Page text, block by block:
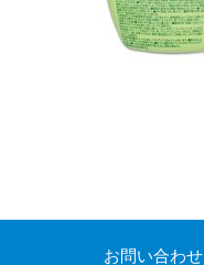
お問い合わせ